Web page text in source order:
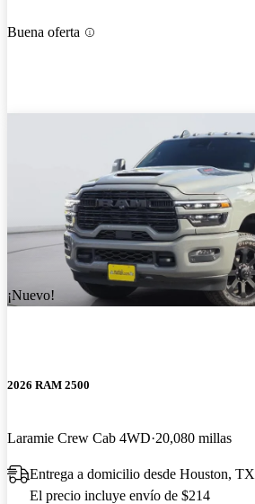
Buena oferta
¡Nuevo!
2026 RAM 2500
Laramie Crew Cab 4WD 20,080 millas
Entrega a domicilio desde Houston, TX
El precio incluye envío de $214